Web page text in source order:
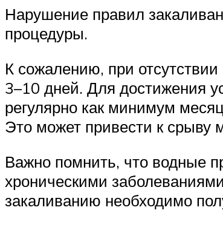
Нарушение правил
процедуры.
К сожалению, при
3–10 дней. Для достижения
регулярно как минимум
Это может привести к срыву
Важно помнить, что водные
хроническими
закаливанию необходимо